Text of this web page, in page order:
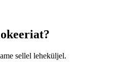
sellel leheküljel.